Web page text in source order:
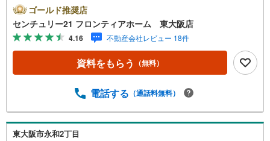
い家づくり。＜防犯面＞・玄関付近に防犯カメラ設置して
おり付近での動きを録画しております＜立地＞・桜橋小学
校まで徒歩約8分・上小阪中学校まで徒歩約17分～自社ブラ
ンド物件:建売価格で「理想」を諦めない住まい～■なぜ建
売価格で「理想」が叶うのか？施工から販売までグループ
内で完結させることで中間コストを徹底カット。その分を
めない。専属FPによる無料相談教育費や老後資金など将来
ます。「最適な銀行は？」「今の年収で大丈夫？」といっ
た疑問から住宅ローンの最大活用まで、家計を守る具体的
ゴールド推奨店
センチュリー21 フロンティアホーム 東大阪店
4.16 不動産会社レビュー 18件
資料をもらう （無料）
電話する （通話料無料）
東大阪市永和2丁目